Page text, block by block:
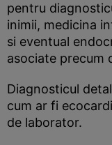
pentru
inimii, medicina
si eventual
asociate precum
Diagnosticul
cum ar fi
de laborator.